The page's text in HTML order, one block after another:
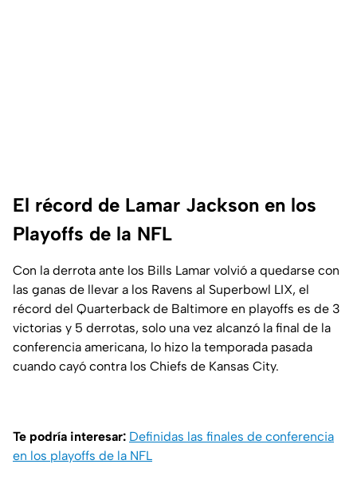
El récord de Lamar Jackson en los
Playoffs de la NFL
Con la derrota ante los Bills Lamar volvió a quedarse con
las ganas de llevar a los Ravens al Superbowl LIX, el
récord del Quarterback de Baltimore en playoffs es de 3
victorias y 5 derrotas, solo una vez alcanzó la final de la
conferencia americana, lo hizo la temporada pasada
cuando cayó contra los Chiefs de Kansas City.
Te podría interesar: Definidas las finales de conferencia
en los playoffs de la NFL